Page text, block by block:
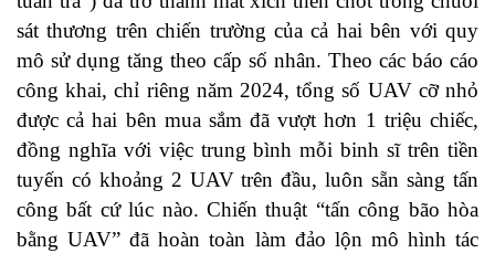
sát thương trên chiến trường của cả hai bên với quy
mô sử dụng tăng theo cấp số nhân. Theo các báo cáo
công khai, chỉ riêng năm 2024, tổng số UAV cỡ nhỏ
được cả hai bên mua sắm đã vượt hơn 1 triệu chiếc,
đồng nghĩa với việc trung bình mỗi binh sĩ trên tiền
tuyến có khoảng 2 UAV trên đầu, luôn sẵn sàng tấn
công bất cứ lúc nào. Chiến thuật “tấn công bão hòa
bằng UAV” đã hoàn toàn làm đảo lộn mô hình tác